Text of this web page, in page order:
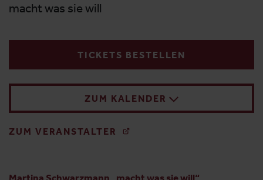
macht was sie will
TICKETS BESTELLEN
ZUM KALENDER
ZUM VERANSTALTER
Martina Schwarzmann „macht was sie will“